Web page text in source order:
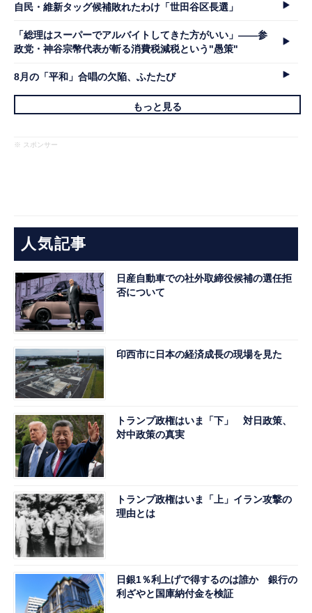
自民・維新タッグ候補敗れたわけ「世田谷区長選」
「総理はスーパーでアルバイトしてきた方がいい」――参
政党・神谷宗幣代表が斬る消費税減税という"愚策"
8月の「平和」合唱の欠陥、ふたたび
もっと見る
※ スポンサー
人気記事
日産自動車での社外取締役候補の選任拒
否について
印西市に日本の経済成長の現場を見た
トランプ政権はいま「下」 対日政策、
対中政策の真実
トランプ政権はいま「上」イラン攻撃の
理由とは
日銀1％利上げで得するのは誰か 銀行の
利ざやと国庫納付金を検証